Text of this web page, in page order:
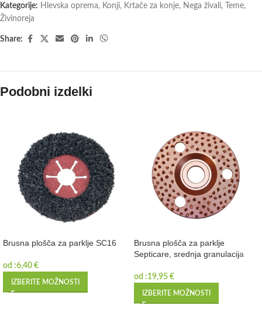
Kategorije: Hlevska oprema, Konji, Krtače za konje, Nega živali, Teme,
Živinoreja
Share:
Podobni izdelki
Brusna plošča za parklje SC16
od :6,40 €
IZBERITE MOŽNOSTI
Brusna plošča za parklje
Septicare, srednja granulacija
od :19,95 €
IZBERITE MOŽNOSTI